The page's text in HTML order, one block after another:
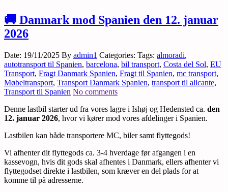
🚚 Danmark mod Spanien den 12. januar
2026
Date: 19/11/2025 By admin1 Categories: Tags: almoradi,
autotransport til Spanien, barcelona, bil transport, Costa del Sol, EU
Transport, Fragt Danmark Spanien, Fragt til Spanien, mc transport,
Møbeltransport, Transport Danmark Spanien, transport til alicante,
Transport til Spanien No comments
Denne lastbil starter ud fra vores lagre i Ishøj og Hedensted ca. den
12. januar 2026, hvor vi kører mod vores afdelinger i Spanien.
Lastbilen kan både transportere MC, biler samt flyttegods!
Vi afhenter dit flyttegods ca. 3-4 hverdage før afgangen i en
kassevogn, hvis dit gods skal afhentes i Danmark, ellers afhenter vi
flyttegodset direkte i lastbilen, som kræver en del plads for at
komme til på adresserne.